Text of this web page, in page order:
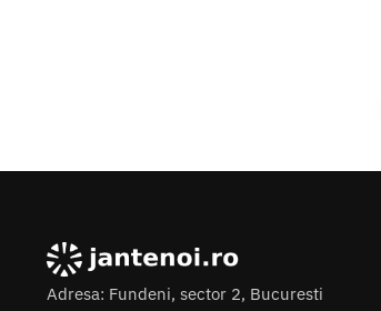
Adresa: Fundeni, sector 2, Bucuresti